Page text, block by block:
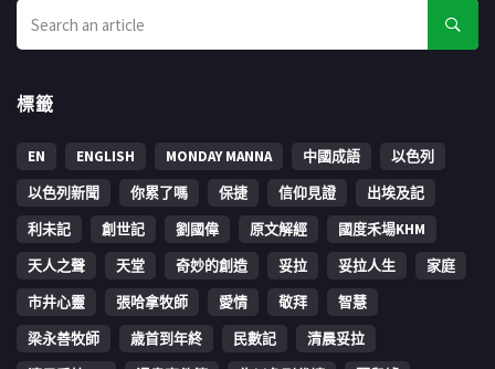
標籤
EN ENGLISH MONDAY MANNA 中國成語
以色列
以色列新聞
你累了嗎 保捷 信仰見證
出埃及記
利未記
創世記 劉國偉 原文解經
國度禾場KHM
天人之聲
天堂 奇妙的創造 妥拉 妥拉人生
家庭
市井心靈
張哈拿牧師 愛情 敬拜
智慧
梁永善牧師
歳首到年終 民數記
清晨妥拉